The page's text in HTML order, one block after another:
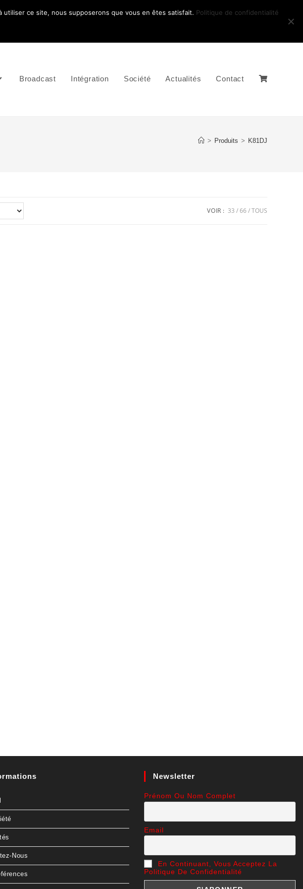
35
Broadcast Intégration Société Actualités Contact
> Produits > K81DJ
VOIR : 33 66 TOUS
Nous
Newsletter
Prénom Ou Nom Complet
Email
En Continuant, Vous Acceptez La
Politique De Confidentialité
ce site, nous supposerons que vous en êtes satisfait. Politique de confidentialité